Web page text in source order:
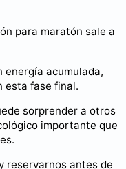
para maratón sale a
energía acumulada,
esta fase final.
sorprender a otros
importante que
reservarnos antes de